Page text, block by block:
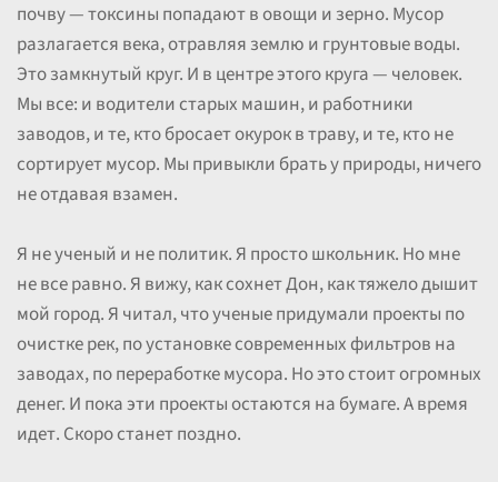
почву — токсины попадают в овощи и зерно. Мусор
разлагается века, отравляя землю и грунтовые воды.
Это замкнутый круг. И в центре этого круга — человек.
Мы все: и водители старых машин, и работники
заводов, и те, кто бросает окурок в траву, и те, кто не
сортирует мусор. Мы привыкли брать у природы, ничего
не отдавая взамен.
Я не ученый и не политик. Я просто школьник. Но мне
не все равно. Я вижу, как сохнет Дон, как тяжело дышит
мой город. Я читал, что ученые придумали проекты по
очистке рек, по установке современных фильтров на
заводах, по переработке мусора. Но это стоит огромных
денег. И пока эти проекты остаются на бумаге. А время
идет. Скоро станет поздно.